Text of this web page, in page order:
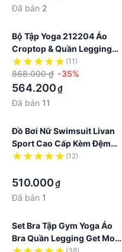
Đã bán 2
Bộ Tập Yoga 212204 Áo
Croptop & Quần Legging
Livan Sport Co Giãn Mềm
Mịn
(11)
868.000 ₫ -35%
564.200₫
Đã bán 11
Đồ Bơi Nữ Swimsuit Livan
Sport Cao Cấp Kèm Đệm
Mút Ngực
(12)
510.000₫
Đã bán 1
Set Bra Tập Gym Yoga Áo
Bra Quần Legging Get Move